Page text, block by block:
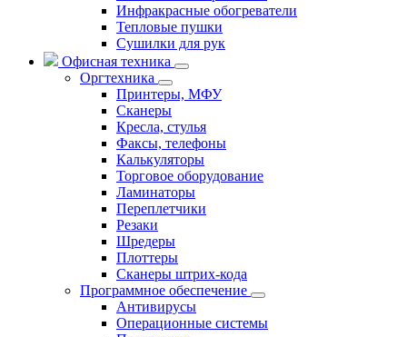
Инфракрасные обогреватели
Тепловые пушки
Сушилки для рук
Офисная техника
Оргтехника
Принтеры, МФУ
Сканеры
Кресла, стулья
Факсы, телефоны
Калькуляторы
Торговое оборудование
Ламинаторы
Переплетчики
Резаки
Шредеры
Плоттеры
Сканеры штрих-кода
Программное обеспечение
Антивирусы
Операционные системы